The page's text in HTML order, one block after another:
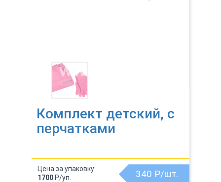
Комплект детский, с
перчатками
340 Р/шт.
Цена за упаковку:
1700 Р/уп.